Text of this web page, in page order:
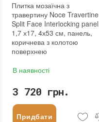
Плитка мозаїчна з
травертину Noce Travertine
Split Face Interlocking panel
1,7 х17, 4х53 см, панель,
коричнева з колотою
поверхнею
В наявності
3 720 грн.
Придбати